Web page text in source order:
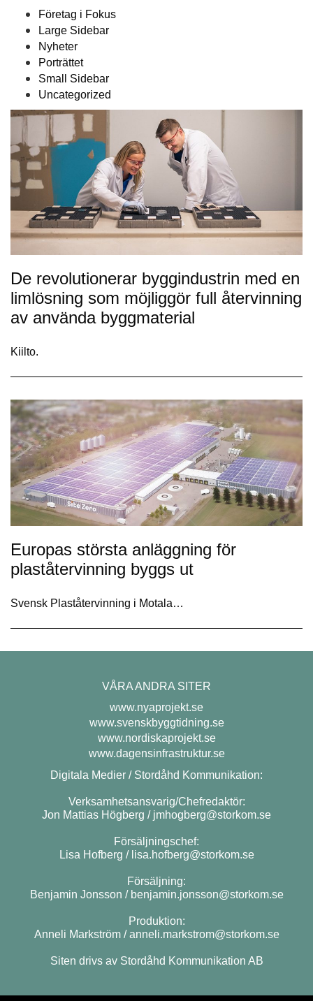
Företag i Fokus
Large Sidebar
Nyheter
Porträttet
Small Sidebar
Uncategorized
De revolutionerar byggindustrin med en
limlösning som möjliggör full återvinning
av använda byggmaterial
Kiilto.
Europas största anläggning för
plaståtervinning byggs ut
Svensk Plaståtervinning i Motala…
VÅRA ANDRA SITER
www.nyaprojekt.se
www.svenskbyggtidning.se
www.nordiskaprojekt.se
www.dagensinfrastruktur.se
Digitala Medier / Stordåhd Kommunikation:
Verksamhetsansvarig/Chefredaktör:
Jon Mattias Högberg / jmhogberg@storkom.se
Försäljningschef:
Lisa Hofberg / lisa.hofberg@storkom.se
Försäljning:
Benjamin Jonsson / benjamin.jonsson@storkom.se
Produktion:
Anneli Markström /anneli.markstrom@storkom.se
Siten drivs av Stordåhd Kommunikation AB